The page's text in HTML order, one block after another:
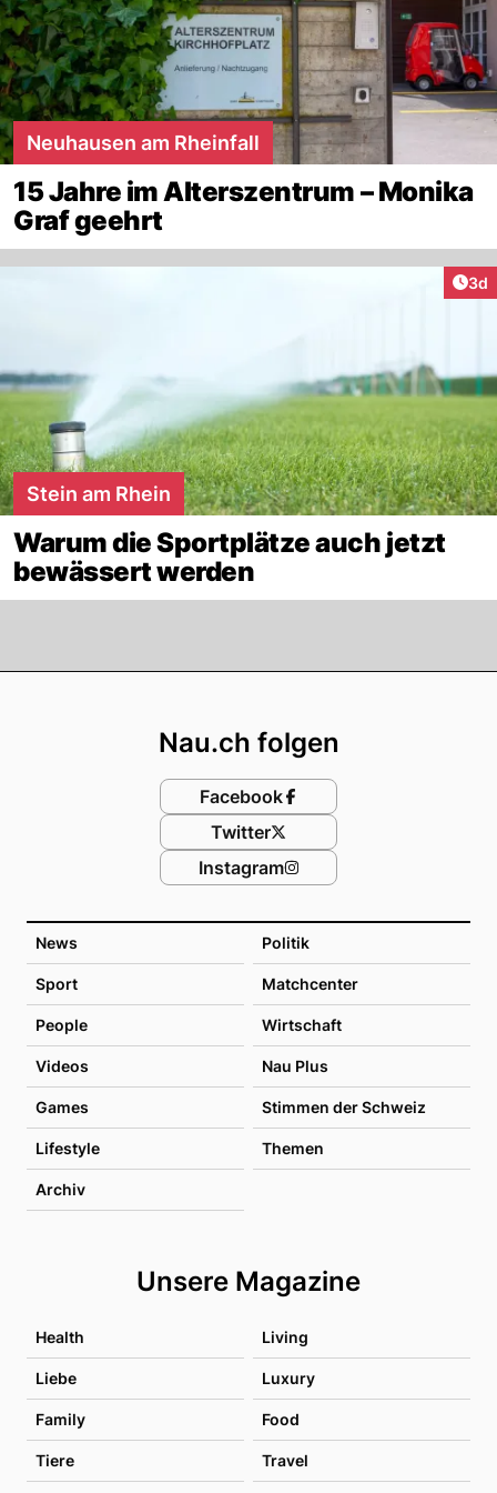
Neuhausen am Rheinfall
15 Jahre im Alterszentrum – Monika
Graf geehrt
3d
Stein am Rhein
Warum die Sportplätze auch jetzt
bewässert werden
News Politik
Sport Matchcenter
People Wirtschaft
Videos Nau Plus
Games Stimmen der Schweiz
Lifestyle Themen
Archiv
Unsere Magazine
Health Living
Liebe Luxury
Family Food
Tiere Travel
Nau.ch folgen
Facebook
Twitter
Instagram